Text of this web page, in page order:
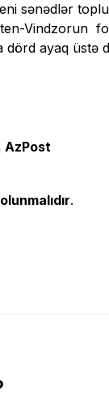
sənədlər
Vindzorun
dörd ayaq üstə
AzPost
.